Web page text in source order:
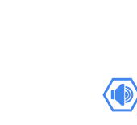
推
廣